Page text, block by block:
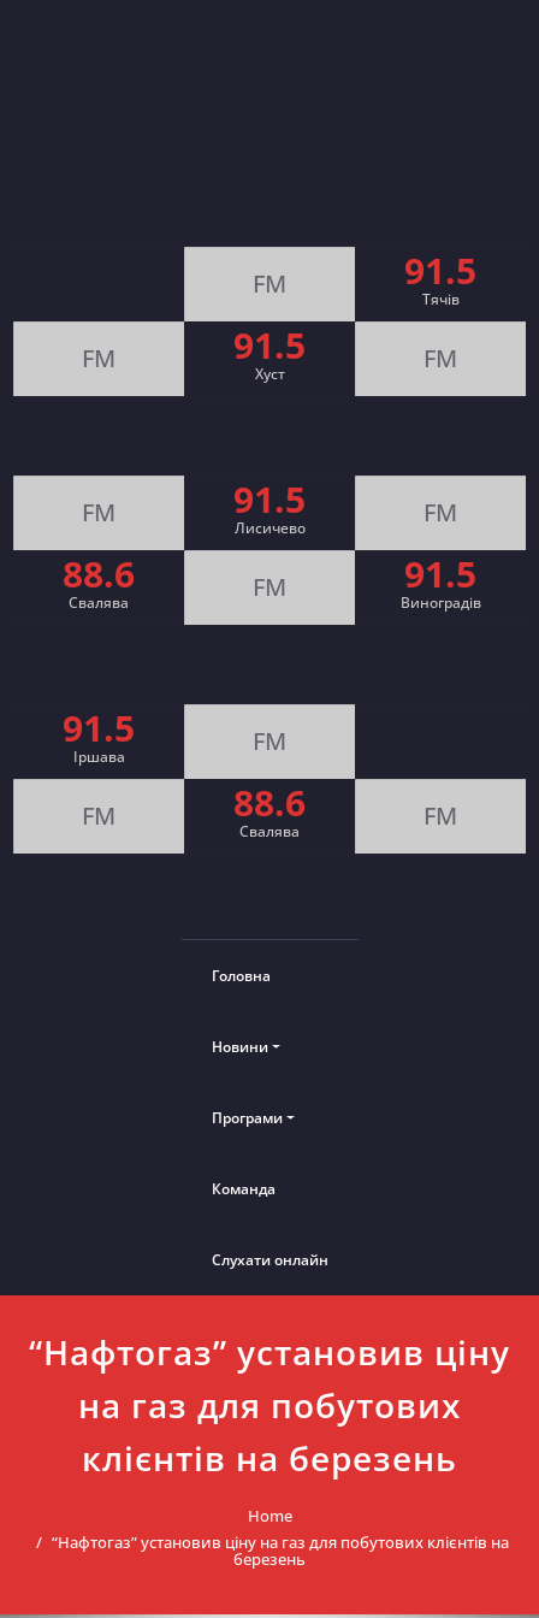
FM 91.5
Тячів
FM 91.5
Хуст FM
FM 91.5
Лисичево FM
88.6
Свалява FM 91.5
Виноградів
91.5
Іршава FM
FM 88.6
Cвалява FM
Головна
Новини
Програми
Команда
Слухати онлайн
“Нафтогаз” установив ціну
на газ для побутових
клієнтів на березень
Home
“Нафтогаз” установив ціну на газ для побутових клієнтів на
березень